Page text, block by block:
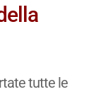
tutte le